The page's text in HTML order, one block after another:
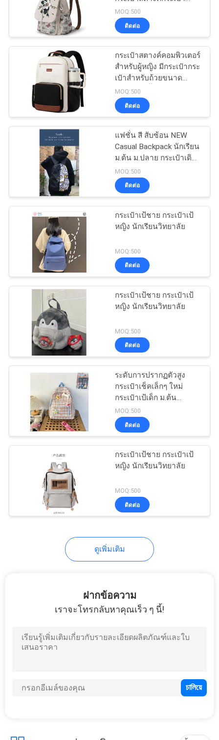
PRIVACY
POLICYกระเป๋าเก็บเงิน
กระเป๋าซิปธนาคาร
134
ถุงล้างเครื่องสำอาง
23
กระเป๋าช้อปปิ้งผ้าไม่
ทอ
กระเป๋าเป้กันน้ำ
Eva อิเล็กทรอนิกส์
สตางค์กระเป๋าสตางค์
กระเป๋าสตางค์กระเป๋า
สตางค์กระเป๋าสตางค์
สตางค์กระเป๋าสตางค์
กระเป๋าสตางค์กระเป๋า
สตางค์กระเป๋าสตางค์
กระเป๋าสตางค์กระเป๋า
สตางค์กระเป๋าสตางค์
กระเป๋าสตางค์กระเป๋า
กระเป๋าสตางค์กระเป๋า
สตางค์กระเป๋าสตางค์
กระเป๋าสตางค์กระเป๋า
สตางค์กระเป๋าสตางค์
กระเป๋าสตางค์กระเป๋า
สตางค์กระเป๋าสตางค์
สตางค์กระเป๋าสตางค์
กระเป๋าสตางค์กระเป๋า
MOQ:500
ติดต่อ
กระเป๋าสตางค์คอมพิวเตอร์
สําหรับผู้หญิง มีกระเป๋ากระ
เป๋าสําหรับถ้วยขนาด
ใหญ่15.6 นิ้ว ครูพยาบาล
วิทยาลัย กระเป๋าเป้กระเป๋า
ทํางาน กระเป๋าถือมือถือกัน
กระเป๋าเดินทาง
MOQ:500
ติดต่อ
แฟชั่น สี สับซ้อน NEW
Casual Backpack นักเรียน
ม.ต้น ม.ปลาย กระเป๋าเดิน
ทาง
MOQ:500
ติดต่อ
กระเป๋าเป้ชาย กระเป๋าเป้
หญิง นักเรียนวิทยาลัย
MOQ:500
ติดต่อ
กระเป๋าเป้ชาย กระเป๋าเป้
หญิง นักเรียนวิทยาลัย
MOQ:500
ติดต่อ
ระดับการปรากฏตัวสูง
กระเป๋าเช็คเล็กๆ ใหม่
กระเป๋าเป้เด็ก ม.ต้น
กระเป๋าเป้เด็กนักศึกษา
หญิง กระเป๋าเป้หนาว
MOQ:500
ติดต่อ
กระเป๋าเป้ชาย กระเป๋าเป้
หญิง นักเรียนวิทยาลัย
MOQ:500
ติดต่อ
ดูเพิ่มเติม
ฝากข้อความ
เราจะโทรกลับหาคุณเร็ว ๆ นี้!